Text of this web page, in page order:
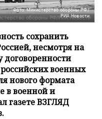
Фото: Министерство обороны РФ/
РИА Новости
сохранить
несмотря на
военных
нового формата
в военной и
газете ВЗГЛЯД